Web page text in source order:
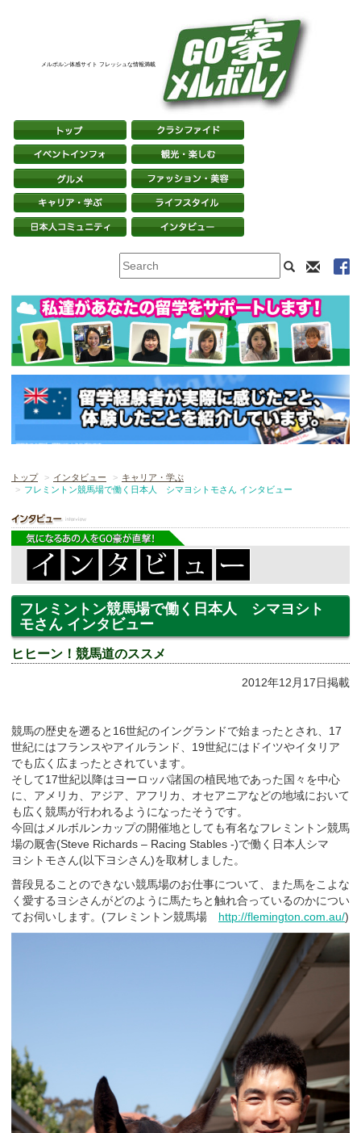
メルボルン体感サイト フレッシュな情報満載
トップ インタビュー
キャリア・学ぶ
フレミントン競馬場で働く日本人 シマヨシトモさん インタビュー
フレミントン競馬場で働く日本人 シマヨシト
モさん インタビュー
ヒヒーン！競馬道のススメ
2012年12月17日掲載
競馬の歴史を遡ると16世紀のイングランドで始まったとされ、17
世紀にはフランスやアイルランド、19世紀にはドイツやイタリア
でも広く広まったとされています。
そして17世紀以降はヨーロッパ諸国の植民地であった国々を中心
に、アメリカ、アジア、アフリカ、オセアニアなどの地域において
も広く競馬が行われるようになったそうです。
今回はメルボルンカップの開催地としても有名なフレミントン競馬
場の厩舎(Steve Richards – Racing Stables -)で働く日本人シマ
ヨシトモさん(以下ヨシさん)を取材しました。
普段見ることのできない競馬場のお仕事について、また馬をこよな
く愛するヨシさんがどのように馬たちと触れ合っているのかについ
てお伺いします。(フレミントン競馬場 http://flemington.com.au/)